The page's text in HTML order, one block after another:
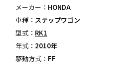
メーカー： HONDA
車種： ステップワゴン
型式： RK1
年式： 2010年
駆動方式： FF